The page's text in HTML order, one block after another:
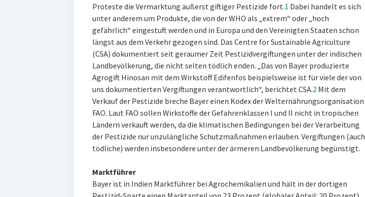
Proteste die Vermarktung äußerst giftiger Pestizide fort.1 Dabei handelt es sich
unter anderem um Produkte, die von der WHO als „extrem“ oder „hoch
gefährlich“ eingestuft werden und in Europa und den Vereinigten Staaten schon
längst aus dem Verkehr gezogen sind. Das Centre for Sustainable Agriculture
(CSA) dokumentiert seit geraumer Zeit Pestizidvergiftungen unter der indischen
Landbevölkerung, die nicht selten tödlich enden. „Das von Bayer produzierte
Agrogift Hinosan mit dem Wirkstoff Edifenfos beispielsweise ist für viele der von
uns dokumentierten Vergiftungen verantwortlich“, berichtet CSA.2Mit dem
Verkauf der Pestizide breche Bayer einen Kodex der Welternährungsorganisation
FAO. Laut FAO sollen Wirkstoffe der Gefahrenklassen I und II nicht in tropischen
Ländern verkauft werden, da die klimatischen Bedingungen bei der Verarbeitung
der Pestizide nur unzulängliche Schutzmaßnahmen erlauben. Vergiftungen (auch
tödliche) werden insbesondere unter der ärmeren Landbevölkerung begünstigt.
Marktführer
Bayer ist in Indien Marktführer bei Agrochemikalien und hält in der dortigen